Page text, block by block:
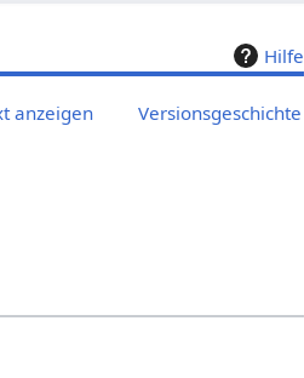
Hilfe
anzeigen Versionsgeschichte